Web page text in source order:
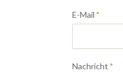
Pflichtfeld
E-Mail *
Pflichtfeld
Nachricht *